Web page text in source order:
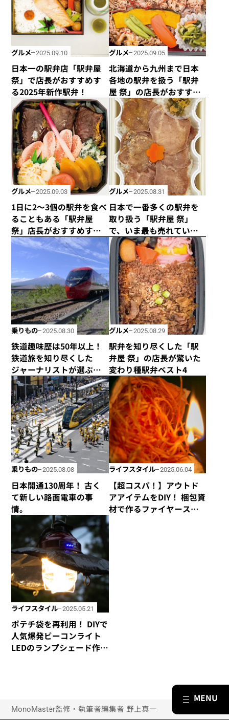
グルメ 2025.09.10
日本一の駅弁店「駅弁屋
祭」で店長がおすすめす
る2025年新作駅弁！
グルメ 2025.09.05
北海道から九州まで日本
各地の駅弁を扱う「駅弁
屋 祭」の店長がおすすめ
する肉系駅弁ベスト4
グルメ 2025.09.03
1日に2～3個の駅弁を食べ
ることもある「駅弁屋
祭」店長がおすすめする
海鮮系ベスト4
グルメ 2025.08.31
日本で一番多くの駅弁を
取り扱う「駅弁屋 祭」
で、いま最も売れている
駅弁のランキングTOP 4！
乗りもの 2025.08.30
鉄道趣味歴は50年以上！
鉄道旅を知り尽くした
ジャーナリストが選ぶ！
2025年夏に乗りたい観光
列車
グルメ 2025.08.29
駅弁を知り尽くした「駅
弁屋 祭」の店長が驚いた
変わり種駅弁ベスト4
乗りもの 2025.08.08
日本開通130周年！ 古く
て新しい路面電車の事
情。
ライフスタイル 2025.06.04
【超コスパ！】アウトド
アアイテムをDIY！ 梱包資
材で作るファイヤース
ターター!
ライフスタイル 2025.05.21
ポテチ袋を再利用！ DIYで
人気爆発ビーコンライト
LEDのランプシェード作
MonoMaster監修・執筆者編集者 野上真一